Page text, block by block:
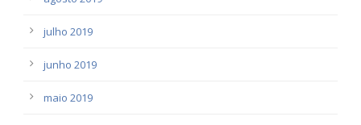
julho 2019
junho 2019
maio 2019